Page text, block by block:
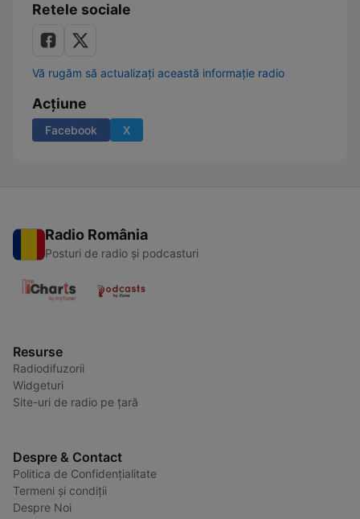
Retele sociale
Vă rugăm să actualizați această informație radio
Acțiune
Facebook X
Radio România
Posturi de radio și podcasturi
Resurse
Radiodifuzorii
Widgeturi
Site-uri de radio pe țară
Despre & Contact
Politica de Confidențialitate
Termeni și condiții
Despre Noi